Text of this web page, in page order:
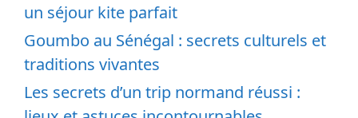
un séjour kite parfait
Goumbo au Sénégal : secrets culturels et
traditions vivantes
Les secrets d’un trip normand réussi :